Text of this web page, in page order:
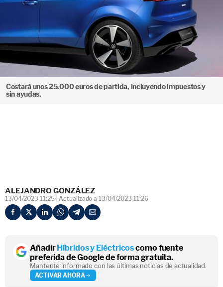
Costará unos 25.000 euros de partida, incluyendo impuestos y
sin ayudas.
ALEJANDRO GONZÁLEZ
13/04/2023 11:25 Actualizado a 13/04/2023 11:26
AñadirHíbridos y Eléctricoscomo fuente
preferida de Google de forma gratuita.
Mantente informado con las últimas noticias de actualidad.
ACTIVAR AHORA